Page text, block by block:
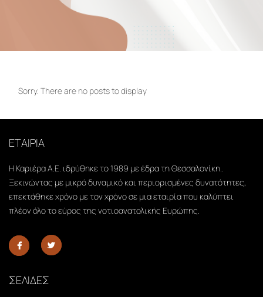
Sorry. There are no posts to display
ΕΤΑΙΡΙΑ
Η Καριέρα Α.Ε. ιδρύθηκε το 1989 με έδρα τη Θεσσαλονίκη..
Ξεκινώντας με μικρό δυναμικό και περιορισμένες δυνατότητες,
επεκτάθηκε χρόνο με τον χρόνο σε μια εταιρία που καλύπτει
πλέον όλο το εύρος της νοτιοανατολικής Ευρώπης.
ΣΕΛΙΔΕΣ